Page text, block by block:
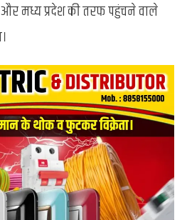
और मध्य प्रदेश की तरफ पहुंचने वाले